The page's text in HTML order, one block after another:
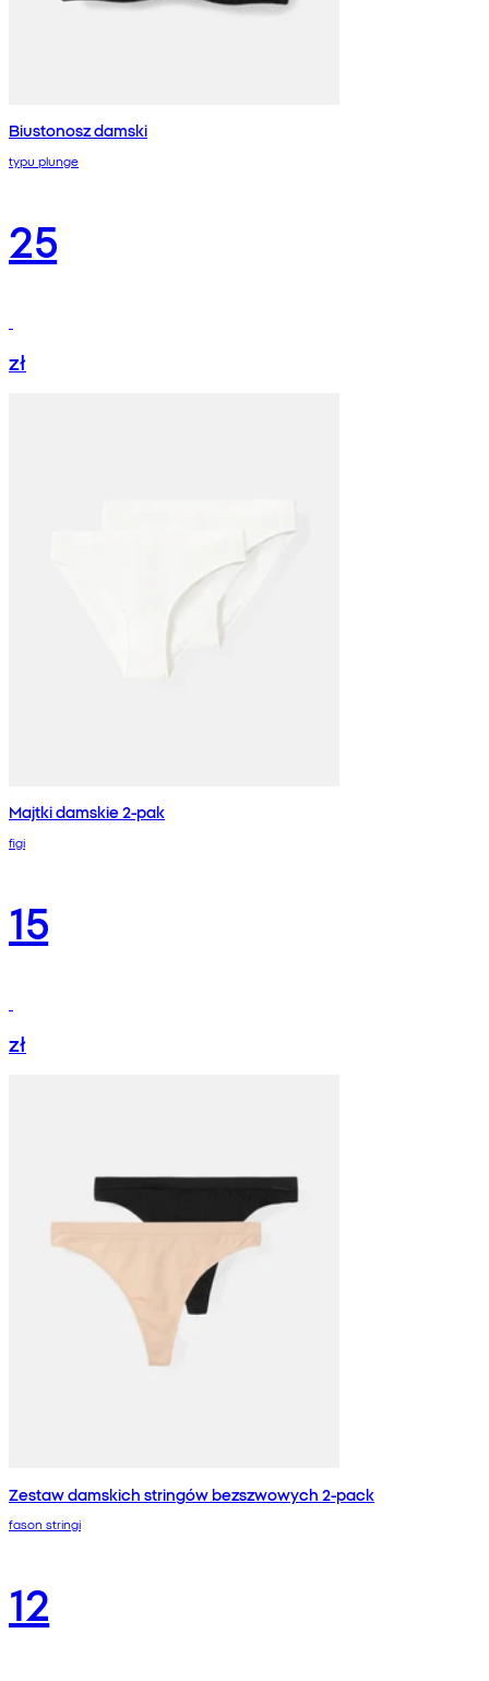
Biustonosz damski
typu plunge
25
zł
Majtki damskie 2-pak
figi
15
zł
Zestaw damskich stringów bezszwowych 2-pack
fason stringi
12